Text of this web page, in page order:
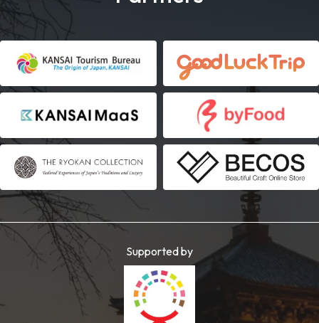
Supported by